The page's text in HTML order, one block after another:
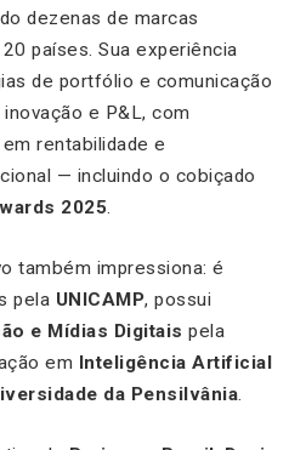
dezenas de marcas
países. Sua experiência
de portfólio e comunicação
e P&L, com
rentabilidade e
— incluindo o cobiçado
2025.
também impressiona: é
pela UNICAMP, possui
e Mídias Digitais pela
em Inteligência Artificial
da Pensilvânia.